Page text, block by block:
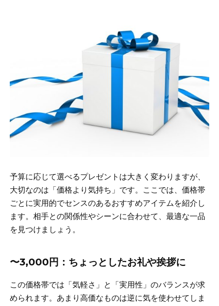
予算に応じて選べるプレゼントは大きく変わりますが、
大切なのは「価格より気持ち」です。ここでは、価格帯
ごとに実用的でセンスのあるおすすめアイテムを紹介し
ます。相手との関係性やシーンに合わせて、最適な一品
を見つけましょう。
〜3,000円：ちょっとしたお礼や挨拶に
この価格帯では「気軽さ」と「実用性」のバランスが求
められます。あまり高価なものは逆に気を使わせてしま